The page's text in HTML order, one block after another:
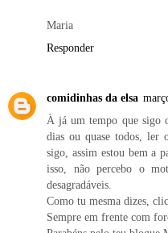
Maria
Responder
comidinhas da elsa
À já um tempo que sigo
dias ou quase todos, ler
sigo, assim estou bem a
isso, não percebo o
desagradáveis.
Como tu mesma dizes,
Sempre em frente com